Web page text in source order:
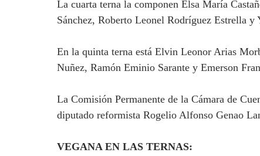
La cuarta terna la componen Elsa María
Sánchez, Roberto Leonel Rodríguez Estrella y
En la quinta terna está Elvin Leonor Arias
Nuñez, Ramón Eminio Sarante y Emerson
La Comisión Permanente de la Cámara de
diputado reformista Rogelio Alfonso Genao
VEGANA EN LAS TERNAS: